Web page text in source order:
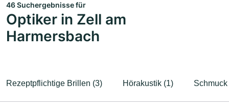
46 Suchergebnisse für
Optiker in Zell am
Harmersbach
Rezeptpflichtige Brillen (3) Hörakustik (1) Schmuck